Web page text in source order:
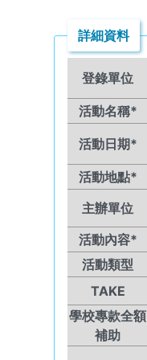
詳細資料
登錄單位
活動名稱*
活動日期*
活動地點*
主辦單位
活動內容*
活動類型
TAKE
學校專款全額
補助